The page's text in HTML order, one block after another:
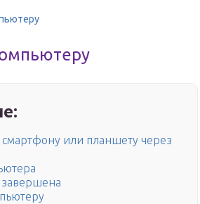
или планшету через